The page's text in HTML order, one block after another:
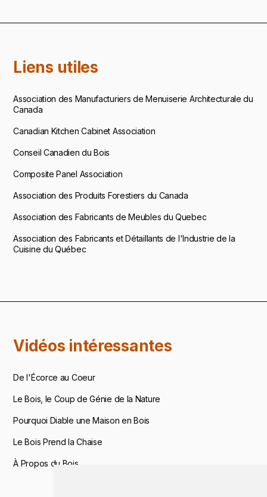
Liens utiles
Association des Manufacturiers de Menuiserie Architecturale du
Canada
Canadian Kitchen Cabinet Association
Conseil Canadien du Bois
Composite Panel Association
Association des Produits Forestiers du Canada
Association des Fabricants de Meubles du Quebec
Association des Fabricants et Détaillants de l'Industrie de la
Cuisine du Québec
Vidéos intéressantes
De l'Écorce au Coeur
Le Bois, le Coup de Génie de la Nature
Pourquoi Diable une Maison en Bois
Le Bois Prend la Chaise
À Propos du Bois